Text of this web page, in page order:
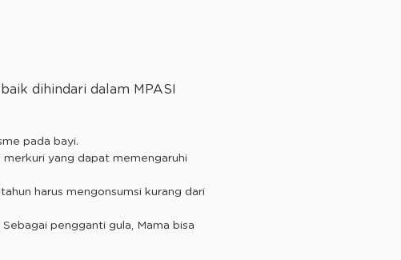
dihindari dalam MPASI
pada bayi.
merkuri yang dapat memengaruhi
harus mengonsumsi kurang dari
pengganti gula, Mama bisa